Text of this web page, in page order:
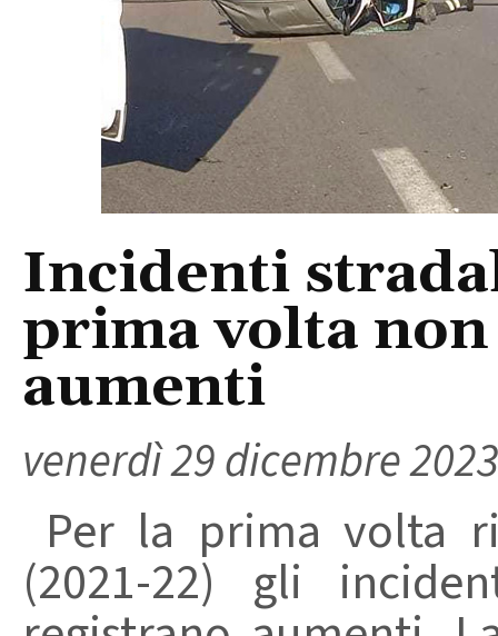
Incidenti
prima volta
aumenti
venerdì 29 dicembre 2023
Per la prima volta
(2021-22) gli